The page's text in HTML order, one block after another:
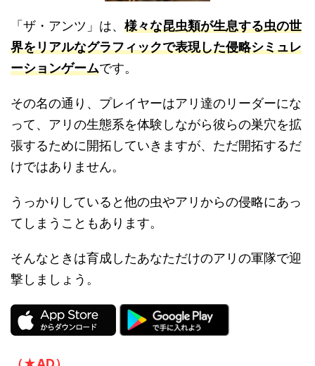
「ザ・アンツ」は、 様々な昆虫類が生息する虫の世
界をリアルなグラフィックで表現した侵略シミュレ
ーションゲームです。
その名の通り、プレイヤーはアリ達のリーダーにな
って、アリの生態系を体験しながら彼らの巣穴を拡
張するために開拓していきますが、ただ開拓するだ
けではありません。
うっかりしていると他の虫やアリからの侵略にあっ
てしまうこともあります。
そんなときは育成したあなただけのアリの軍隊で迎
撃しましょう。